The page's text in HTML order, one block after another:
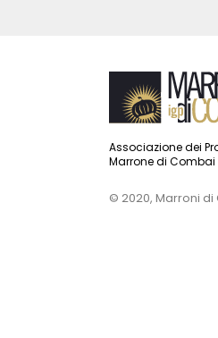
Associazione dei
Marrone di Combai
© 2020, Marroni